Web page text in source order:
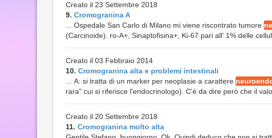
Creato il 23 Settembre 2018
9. Cromogranina A
... Ospedale San Carlo di Milano mi viene riscontrato tumore
(Carcinoide). ro-A+, Sinaptofisina+, Ki-67 pari all' 1% delle
Creato il 03 Febbraio 2014
10. Cromogranina alta e problemi intestinali
... A: si tratta di un marker per neoplasie a carattere
rara" cui si riferisce l'endocrinologo). C'è da dire però che il
Creato il 20 Settembre 2018
11. Cromogranina molto alta